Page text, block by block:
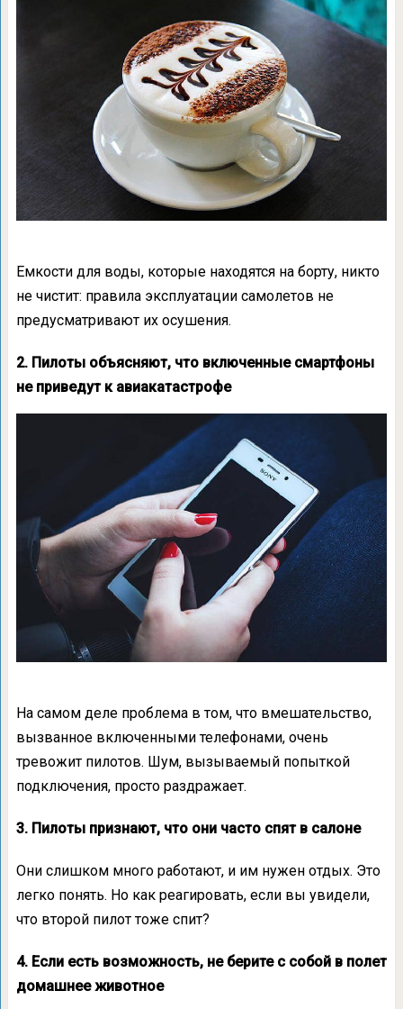
Емкости для воды, которые находятся на борту, никто
не чистит: правила эксплуатации самолетов не
предусматривают их осушения.
2. Пилоты объясняют, что включенные смартфоны
не приведут к авиакатастрофе
На самом деле проблема в том, что вмешательство,
вызванное включенными телефонами, очень
тревожит пилотов. Шум, вызываемый попыткой
подключения, просто раздражает.
3. Пилоты признают, что они часто спят в салоне
Они слишком много работают, и им нужен отдых. Это
легко понять. Но как реагировать, если вы увидели,
что второй пилот тоже спит?
4. Если есть возможность, не берите с собой в полет
домашнее животное